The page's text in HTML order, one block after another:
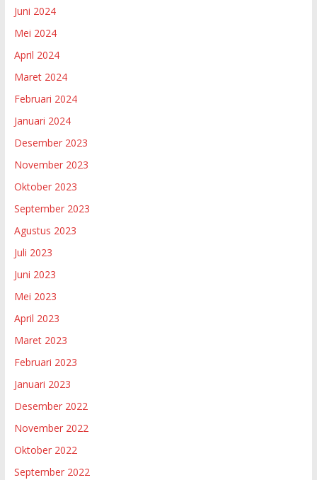
Juni 2024
Mei 2024
April 2024
Maret 2024
Februari 2024
Januari 2024
Desember 2023
November 2023
Oktober 2023
September 2023
Agustus 2023
Juli 2023
Juni 2023
Mei 2023
April 2023
Maret 2023
Februari 2023
Januari 2023
Desember 2022
November 2022
Oktober 2022
September 2022